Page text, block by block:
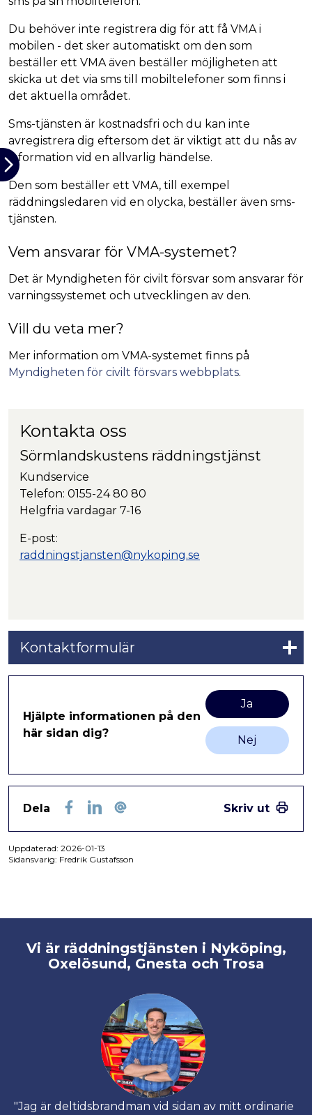
Du behöver inte registrera dig för att få VMA i
mobilen - det sker automatiskt om den som
beställer ett VMA även beställer möjligheten att
skicka ut det via sms till mobiltelefoner som finns i
det aktuella området.
Sms-tjänsten är kostnadsfri och du kan inte
avregistrera dig eftersom det är viktigt att du nås av
information vid en allvarlig händelse.
Den som beställer ett VMA, till exempel
räddningsledaren vid en olycka, beställer även sms-
tjänsten.
Vem ansvarar för VMA-systemet?
Det är Myndigheten för civilt försvar som ansvarar för
varningssystemet och utvecklingen av den.
Vill du veta mer?
Mer information om VMA-systemet finns på
Myndigheten för civilt försvars webbplats.
Kontakta oss
Sörmlandskustens räddningstjänst
Kundservice
Telefon: 0155-24 80 80
Helgfria vardagar 7-16
E-post:
raddningstjansten@nykoping.se
Kontaktformulär
Hjälpte informationen på den
här sidan dig?
Ja
Nej
Dela
Skriv ut
Uppdaterad: 2026-01-13
Sidansvarig: Fredrik Gustafsson
Vi är räddningstjänsten i Nyköping,
Oxelösund, Gnesta och Trosa
"Jag är deltidsbrandman vid sidan av mitt ordinarie